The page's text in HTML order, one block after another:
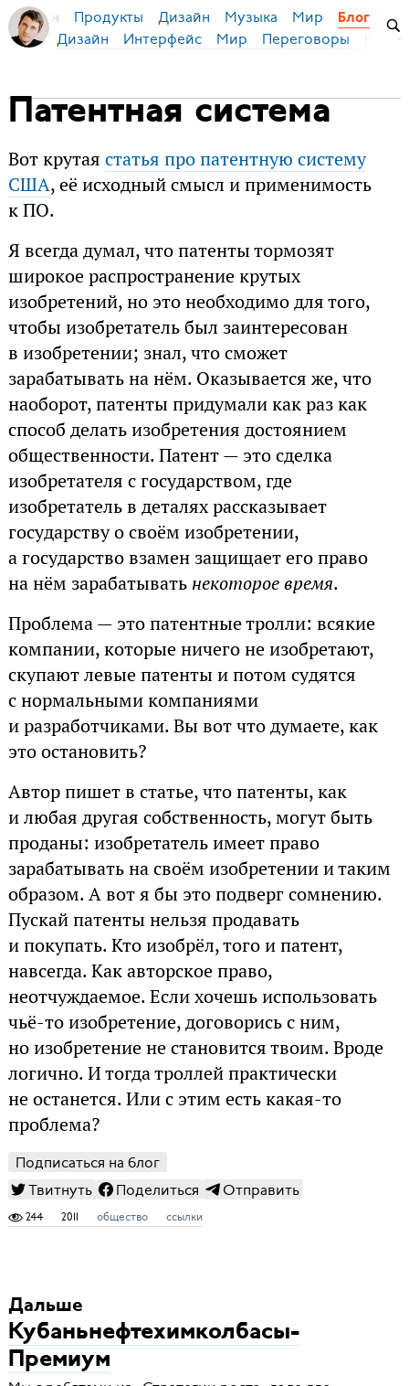
Бирман Продукты Дизайн Музыка Мир Блог
Дизайн Интерфейс Мир Переговоры
Патентная система
Вот крутая статья про патентную систему
США, её исходный смысл и применимость
к ПО.
Я всегда думал, что патенты тормозят
широкое распространение крутых
изобретений, но это необходимо для того,
чтобы изобретатель был заинтересован
в изобретении; знал, что сможет
зарабатывать на нём. Оказывается же, что
наоборот, патенты придумали как раз как
способ делать изобретения достоянием
общественности. Патент — это сделка
изобретателя с государством, где
изобретатель в деталях рассказывает
государству о своём изобретении,
а государство взамен защищает его право
на нём зарабатывать некоторое время.
Проблема — это патентные тролли: всякие
компании, которые ничего не изобретают,
скупают левые патенты и потом судятся
с нормальными компаниями
и разработчиками. Вы вот что думаете, как
это остановить?
Автор пишет в статье, что патенты, как
и любая другая собственность, могут быть
проданы: изобретатель имеет право
зарабатывать на своём изобретении и таким
образом. А вот я бы это подверг сомнению.
Пускай патенты нельзя продавать
и покупать. Кто изобрёл, того и патент,
навсегда. Как авторское право,
неотчуждаемое. Если хочешь использовать
чьё-то изобретение, договорись с ним,
но изобретение не становится твоим. Вроде
логично. И тогда троллей практически
не останется. Или с этим есть какая-то
проблема?
Подписаться на блог
Твитнуть
Поделиться Отправить
244 2011 общество ссылки
Дальше
Кубаньнефтехимколбасы-
Премиум